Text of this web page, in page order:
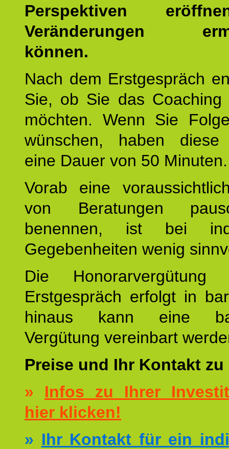
Perspektiven
Veränderungen
können.
Nach dem Erstgespräch
Sie, ob Sie das Coaching
möchten. Wenn Sie
wünschen, haben diese
eine Dauer von 50 Minuten.
Vorab eine
von Beratungen
benennen, ist bei
Gegebenheiten wenig
Die
Erstgespräch erfolgt in
hinaus kann eine
Vergütung vereinbart
Preise und Ihr Kontakt
» Infos zu Ihrer
hier klicken!
» Ihr Kontakt für ein